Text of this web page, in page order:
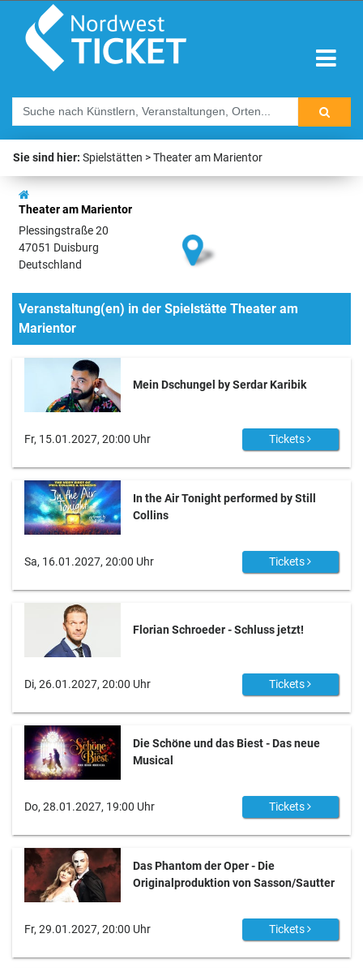
Sie sind hier: Spielstätten Theater am Marientor
Theater am Marientor
Plessingstraße 20
47051 Duisburg
Deutschland
Veranstaltung(en) in der Spielstätte Theater am
Marientor
Mein Dschungel by Serdar Karibik
Fr, 15.01.2027, 20:00 Uhr Tickets
In the Air Tonight performed by Still
Collins
Sa, 16.01.2027, 20:00 Uhr Tickets
Florian Schroeder - Schluss jetzt!
Di, 26.01.2027, 20:00 Uhr Tickets
Die Schöne und das Biest - Das neue
Musical
Do, 28.01.2027, 19:00 Uhr Tickets
Das Phantom der Oper - Die
Originalproduktion von Sasson/Sautter
Fr, 29.01.2027, 20:00 Uhr Tickets